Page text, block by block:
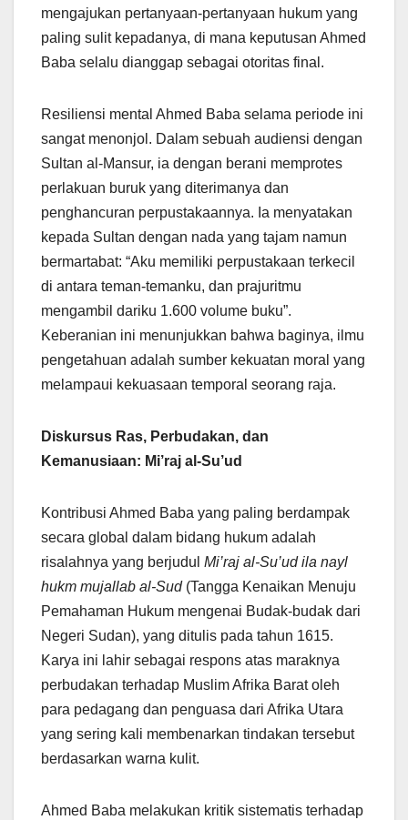
mengajukan pertanyaan-pertanyaan hukum yang
paling sulit kepadanya, di mana keputusan Ahmed
Baba selalu dianggap sebagai otoritas final.
Resiliensi mental Ahmed Baba selama periode ini
sangat menonjol. Dalam sebuah audiensi dengan
Sultan al-Mansur, ia dengan berani memprotes
perlakuan buruk yang diterimanya dan
penghancuran perpustakaannya. Ia menyatakan
kepada Sultan dengan nada yang tajam namun
bermartabat: “Aku memiliki perpustakaan terkecil
di antara teman-temanku, dan prajuritmu
mengambil dariku 1.600 volume buku”.
Keberanian ini menunjukkan bahwa baginya, ilmu
pengetahuan adalah sumber kekuatan moral yang
melampaui kekuasaan temporal seorang raja.
Diskursus Ras, Perbudakan, dan
Kemanusiaan: Mi’raj al-Su’ud
Kontribusi Ahmed Baba yang paling berdampak
secara global dalam bidang hukum adalah
risalahnya yang berjudul Mi’raj al-Su’ud ila nayl
hukm mujallab al-Sud(Tangga Kenaikan Menuju
Pemahaman Hukum mengenai Budak-budak dari
Negeri Sudan), yang ditulis pada tahun 1615.
Karya ini lahir sebagai respons atas maraknya
perbudakan terhadap Muslim Afrika Barat oleh
para pedagang dan penguasa dari Afrika Utara
yang sering kali membenarkan tindakan tersebut
berdasarkan warna kulit.
Ahmed Baba melakukan kritik sistematis terhadap